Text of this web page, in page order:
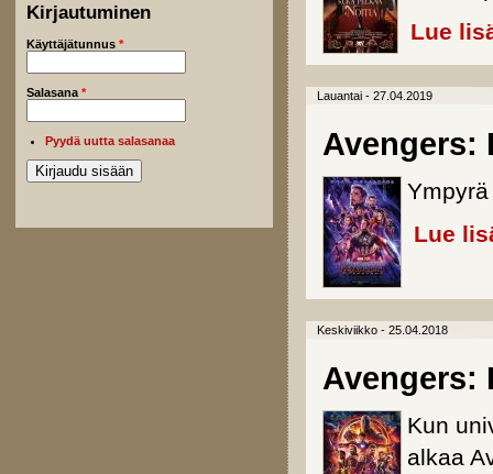
Kirjautuminen
Käyttäjätunnus *
Salasana *
Pyydä uutta salasanaa
Lue
Lauantai - 27.04.2019
Avengers:
Lue
Keskiviikko - 25.04.2018
Avengers:
Kun
alkaa